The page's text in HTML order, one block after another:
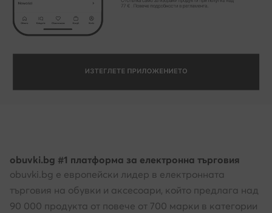
obuvki.bg #1 платформа за електронна търговия
obuvki.bg е европейски лидер в електронната
търговия на обувки и аксесоари, който предлага над
90 000 продукта от повече от 700 марки в категории